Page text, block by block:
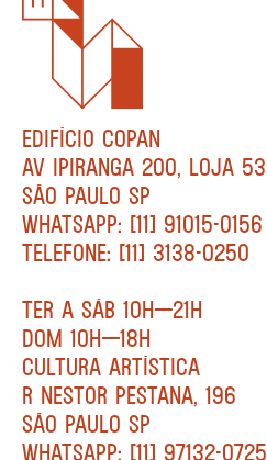
EDIFÍCIO COPAN
AV IPIRANGA 200, LOJA 53
SÃO PAULO SP
WHATSAPP: [11] 91015-0156
TELEFONE: [11] 3138-0250
TER A SÁB 10H—21H
DOM 10H—18H
CULTURA ARTÍSTICA
R NESTOR PESTANA, 196
SÃO PAULO SP
WHATSAPP: [11] 97132-0725